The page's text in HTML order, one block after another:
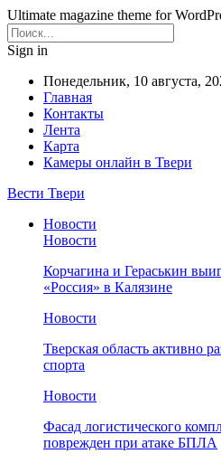
Ultimate magazine theme for
Sign in
Понедельник, 10 августа,
Главная
Контакты
Лента
Карта
Камеры онлайн в Твери
Вести Твери
Новости
Новости
Корчагина и Гераськин
«Россия» в Калязине
Новости
Тверская область активно
спорта
Новости
Фасад логистического
поврежден при атаке БПЛА